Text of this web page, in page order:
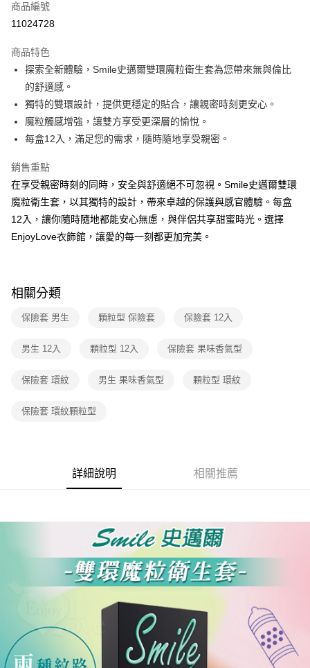
超商取貨付款
Apple Pay
街口支付
悠遊付
ATM付款
全家取貨付款
每筆NT$60，滿NT$600(含以上)免運費
付款後全家取貨
7-11取貨付款
每筆NT$60，滿NT$600(含以上)免運費
宅配
商品編號
11024728
商品特色
探索全新體驗，Smile史邁爾雙環魔粒衛生套為您帶來無與倫比
的舒適感。
獨特的雙環設計，提供更穩定的貼合，讓親密時刻更安心。
魔粒觸感增強，讓雙方享受更深層的愉悅。
每盒12入，滿足您的需求，隨時隨地享受親密。
銷售重點
在享受親密時刻的同時，安全與舒適絕不可忽視。Smile史邁爾雙環
魔粒衛生套，以其獨特的設計，帶來卓越的保護與感官體驗。每盒
12入，讓你隨時隨地都能安心無慮，與伴侶共享甜蜜時光。選擇
EnjoyLove衣飾館，讓愛的每一刻都更加完美。
相關分類
保險套 男生 顆粒型 保險套 保險套 12入
男生 12入 顆粒型 12入 保險套 果味香氣型
保險套 環紋 男生 果味香氣型 顆粒型 環紋
保險套 環紋顆粒型
詳細說明 相關推薦